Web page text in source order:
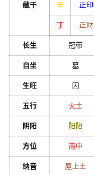
藏干 辛 正印
丁 正财
长生 冠带
自坐 墓
生旺 囚
五行 火土
阴阳 阳 阳
方位 南中
纳音 屋上土